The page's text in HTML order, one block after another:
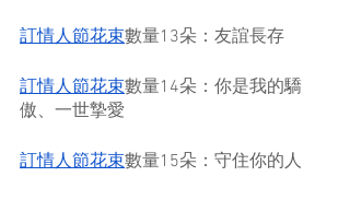
訂情人節花束數量13朵：友誼長存
訂情人節花束數量14朵：你是我的驕
傲、一世摯愛
訂情人節花束數量15朵：守住你的人